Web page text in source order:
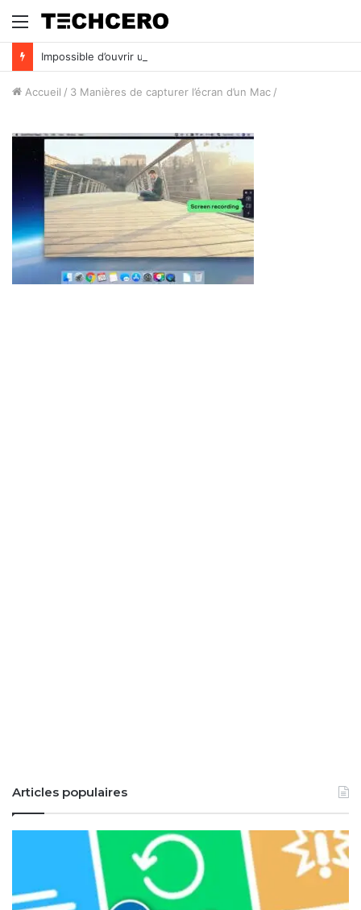
Menu
Impossible d’ouvrir un fichier Excel ? Voici 7 solutions !
Accueil / 3 Manières de capturer l’écran d’un Mac /
Articles populaires